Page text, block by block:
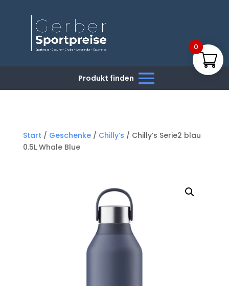
Start / Geschenke/ Chilly’s / Chilly’s Serie2 blau
0.5L Whale Blue
0